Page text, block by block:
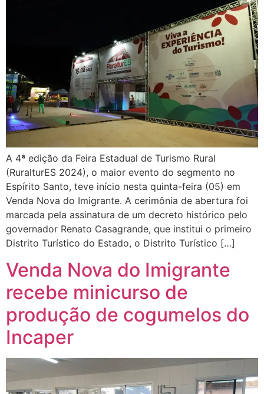
A 4ª edição da Feira Estadual de Turismo Rural
(RuralturES 2024), o maior evento do segmento no
Espírito Santo, teve início nesta quinta-feira (05) em
Venda Nova do Imigrante. A cerimônia de abertura foi
marcada pela assinatura de um decreto histórico pelo
governador Renato Casagrande, que institui o primeiro
Distrito Turístico do Estado, o Distrito Turístico […]
Venda Nova do Imigrante
recebe minicurso de
produção de cogumelos do
Incaper